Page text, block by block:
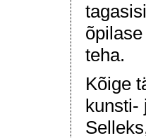
teha.
Kõige
kunsti-